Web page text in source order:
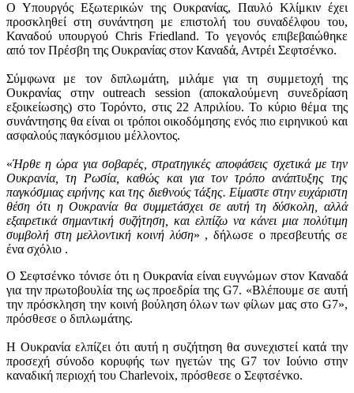
Ο Υπουργός Εξωτερικών της Ουκρανίας, Παυλό Κλίμκιν έχει
προσκληθεί στη συνάντηση με επιστολή του συναδέλφου του,
Καναδού υπουργού Chris Friedland. Το γεγονός επιβεβαιώθηκε
από τον Πρέσβη της Ουκρανίας στον Καναδά, Αντρέι Σεφτσένκο.
Σύμφωνα με τον διπλωμάτη, μιλάμε για τη συμμετοχή της
Ουκρανίας στην outreach session (αποκαλούμενη συνεδρίαση
εξοικείωσης) στο Τορόντο, στις 22 Απριλίου. Το κύριο θέμα της
συνάντησης θα είναι οι τρόποι οικοδόμησης ενός πιο ειρηνικού και
ασφαλούς παγκόσμιου μέλλοντος.
«Ήρθε η ώρα για σοβαρές, στρατηγικές αποφάσεις σχετικά με την
Ουκρανία, τη Ρωσία, καθώς και για τον τρόπο ανάπτυξης της
παγκόσμιας ειρήνης και της διεθνούς τάξης. Είμαστε στην ευχάριστη
θέση ότι η Ουκρανία θα συμμετάσχει σε αυτή τη δύσκολη, αλλά
εξαιρετικά σημαντική συζήτηση, και ελπίζω να κάνει μια πολύτιμη
συμβολή στη μελλοντική κοινή λύση» , δήλωσε ο πρεσβευτής σε
ένα σχόλιο .
Ο Σεφτσένκο τόνισε ότι η Ουκρανία είναι ευγνώμων στον Καναδά
για την πρωτοβουλία της ως προεδρία της G7. «Βλέπουμε σε αυτή
την πρόσκληση την κοινή βούληση όλων των φίλων μας στο G7»,
πρόσθεσε ο διπλωμάτης.
Η Ουκρανία ελπίζει ότι αυτή η συζήτηση θα συνεχιστεί κατά την
προσεχή σύνοδο κορυφής των ηγετών της G7 τον Ιούνιο στην
καναδική περιοχή του Charlevoix, πρόσθεσε ο Σεφτσένκο.